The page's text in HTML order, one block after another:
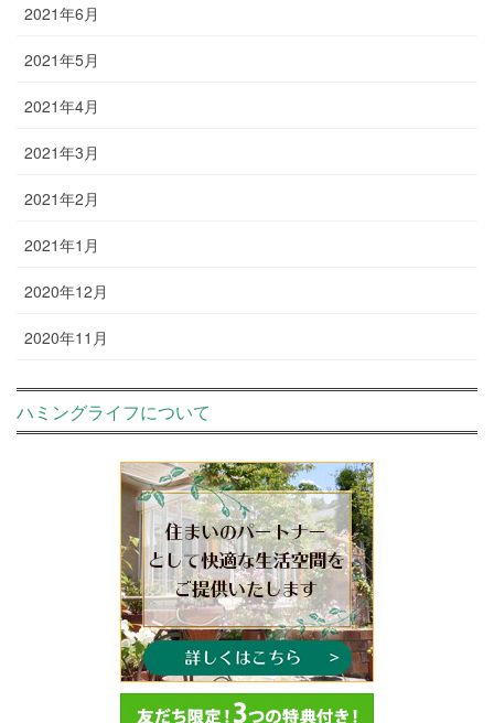
2021年6月
2021年5月
2021年4月
2021年3月
2021年2月
2021年1月
2020年12月
2020年11月
ハミングライフについて